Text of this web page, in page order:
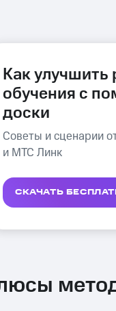
Как улучшить
обучения с
доски
Советы и сценарии
и МТС Линк
СКАЧАТЬ